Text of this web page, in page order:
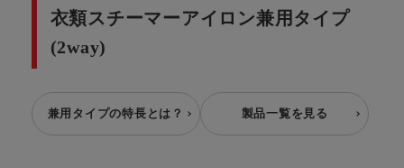
衣類スチーマーアイロン兼用タイプ
(2way)
兼用タイプの特長とは？ 製品一覧を見る